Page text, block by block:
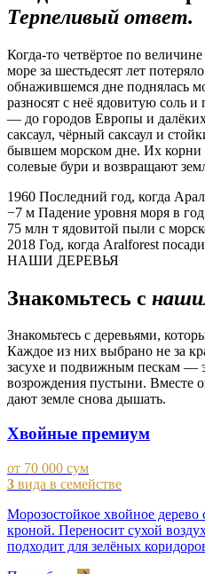
Терпеливый ответ.
Когда-то четвёртое по
море за шестьдесят лет
обнажившемся дне поднялась
разносят с неё ядовитую соль
— до городов Европы и
саксаул, чёрный саксаул и
бывшем морском дне. Их корни
солевые бури и возвращают
1960 Последний год, когда
−7 м Падение уровня моря в
75 млн т ядовитой пыли с
2018 Год, когда Aralforest
НАШИ ДЕРЕВЬЯ
Знакомьтесь с
Знакомьтесь с деревьями,
Каждое из них выбрано не за
засухе и подвижным пескам —
возрождения пустыни. Вместе
дают земле снова дышать.
Хвойные премиум
от 70 000 сум
3 вида в семействе
Морозостойкое хвойное
кроной. Переносит сухой
подходит для зелёных